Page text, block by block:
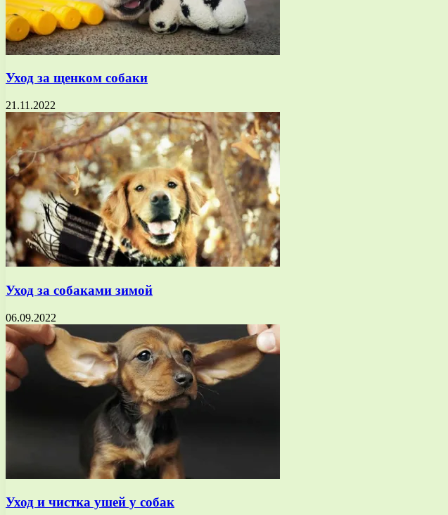
Уход за щенком собаки
21.11.2022
Уход за собаками зимой
06.09.2022
Уход и чистка ушей у собак